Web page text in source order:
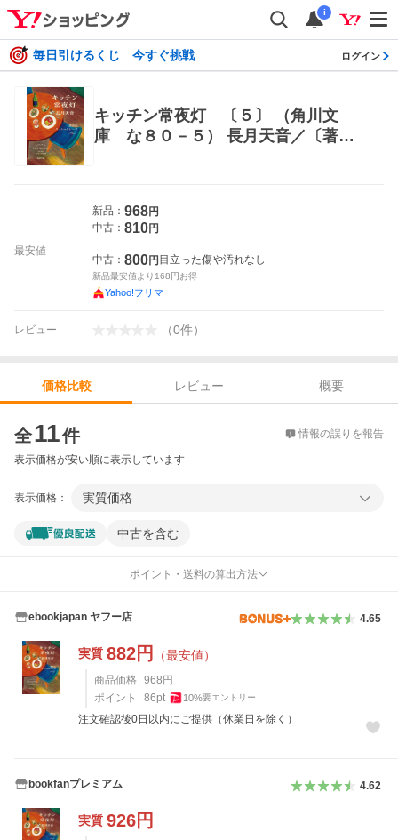
i
毎日引けるくじ 今すぐ挑戦 ログイン
キッチン常夜灯 〔５〕 （角川文
庫 な８０－５） 長月天音／〔著〕
最安値
新品： 968円
中古： 810円
中古： 800円 目立った傷や汚れなし
新品最安値より 168円お得
Yahoo!フリマ
レビュー （0件）
価格比較 レビュー
概要
全11件 情報の誤りを報告
表示価格が安い順に表示しています
表示価格： 実質価格
中古を含む
ポイント・送料の算出方法
ebookjapan ヤフー店 4.65
実質 882円 （最安値）
商品価格 968 円
ポイント
86pt 10%要エントリー
注文確認後0日以内にご提供（休業日を除く）
bookfanプレミアム 4.62
実質 926円